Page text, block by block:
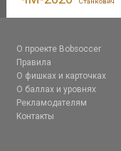
О проекте Bobsoccer
Правила
О фишках и карточках
О баллах и уровнях
Рекламодателям
Контакты